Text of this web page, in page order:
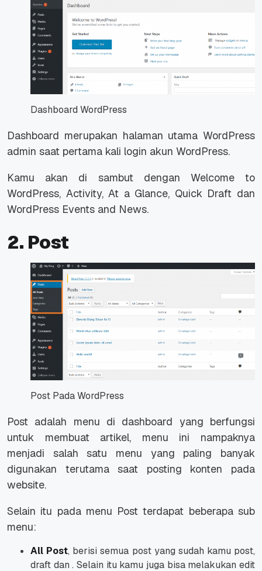
Dashboard WordPress
Dashboard merupakan halaman utama WordPress
admin saat pertama kali login akun WordPress.
Kamu akan di sambut dengan Welcome to
WordPress, Activity, At a Glance, Quick Draft dan
WordPress Events and News.
2. Post
Post Pada WordPress
Post adalah menu di dashboard yang berfungsi
untuk membuat artikel, menu ini nampaknya
menjadi salah satu menu yang paling banyak
digunakan terutama saat posting konten pada
website.
Selain itu pada menu Post terdapat beberapa sub
menu:
All Post, berisi semua post yang sudah kamu post,
draft dan . Selain itu kamu juga bisa melakukan edit